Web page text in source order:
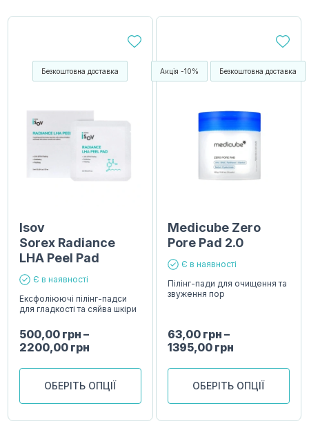
Безкоштовна доставка
Isov
Sorex Radiance
LHA Peel Pad
Є в наявності
Ексфоліюючі пілінг-падси
для гладкості та сяйва шкіри
500,00 грн –
2200,00 грн
ОБЕРІТЬ ОПЦІЇ
Акція -10% Безкоштовна доставка
Medicube Zero
Pore Pad 2.0
Є в наявності
Пілінг-пади для очищення та
звуження пор
63,00 грн –
1395,00 грн
ОБЕРІТЬ ОПЦІЇ